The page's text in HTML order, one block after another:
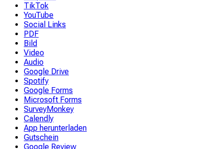
TikTok
YouTube
Social Links
PDF
Bild
Video
Audio
Google Drive
Spotify
Google Forms
Microsoft Forms
SurveyMonkey
Calendly
App herunterladen
Gutschein
Google Review